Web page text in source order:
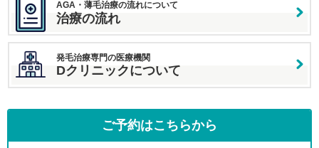
AGA・薄毛治療の流れについて
治療の流れ
発毛治療専門の医療機関
Dクリニックについて
ご予約はこちらから